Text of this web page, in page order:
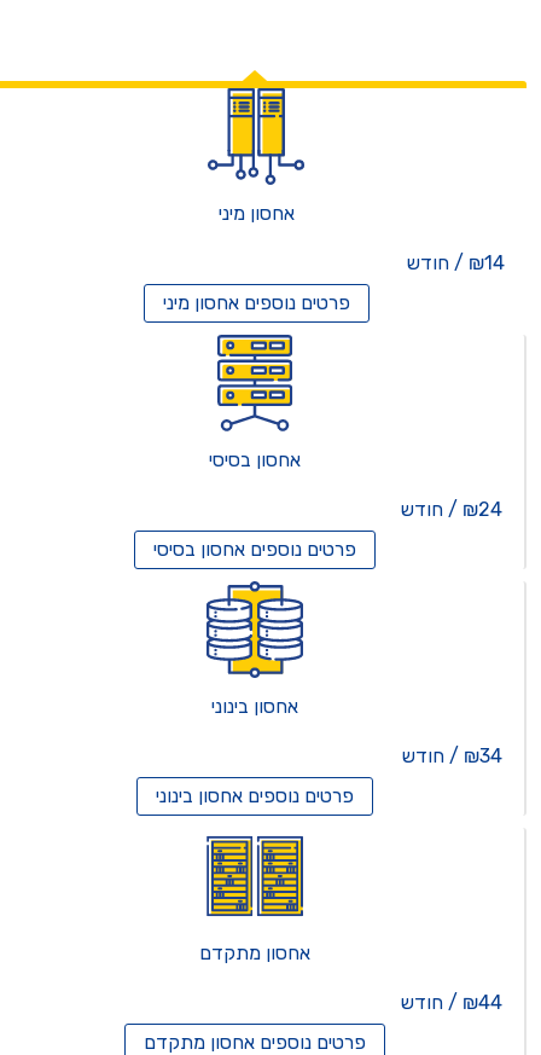
אחסון מיני
₪14 / חודש
פרטים נוספיםאחסון מיני
אחסון בסיסי
₪24 / חודש
פרטים נוספיםאחסון בסיסי
אחסון בינוני
₪34 / חודש
פרטים נוספיםאחסון בינוני
אחסון מתקדם
₪44 / חודש
פרטים נוספיםאחסון מתקדם